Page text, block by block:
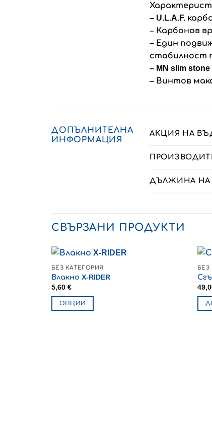
– U.L.A.F.
– Карбонов
– Един
стабилност
– MN slim
– Винтов
ДОПЪЛНИТЕЛНА
ИНФОРМАЦИЯ
АКЦИЯ НА
ДЪЛЖИНА НА
СВЪРЗАНИ ПРОДУКТИ
БЕЗ КАТЕГОРИЯ
Влакно X-RIDER
5,60 €
ОПЦИИ
БЕЗ